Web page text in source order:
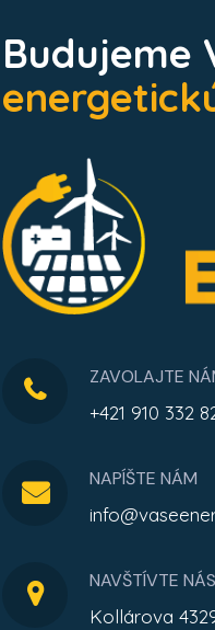
Budujeme
ZAVOLAJTE
+421 910 332
NAPÍŠTE NÁM
NAVŠTÍVTE NÁS
Kollárova